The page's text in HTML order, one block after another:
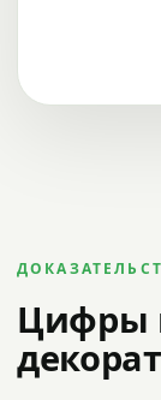
Цифры